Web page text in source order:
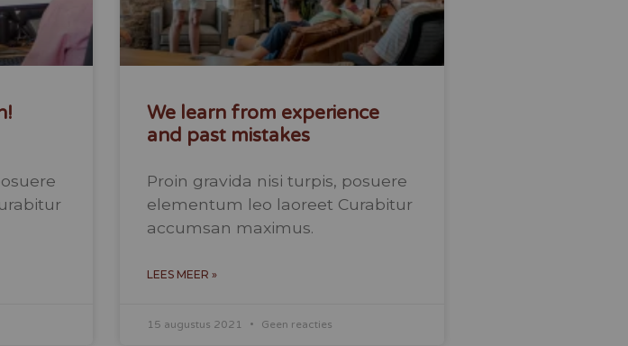
We learn from experience
and past mistakes
Proin gravida nisi turpis, posuere
elementum leo laoreet Curabitur
accumsan maximus.
LEES MEER »
15 augustus 2021 Geen reacties